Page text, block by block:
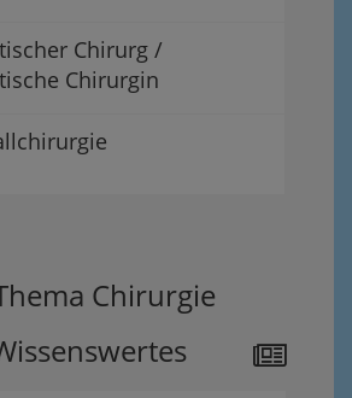
Chirurg /
Chirurgin
Chirurgie